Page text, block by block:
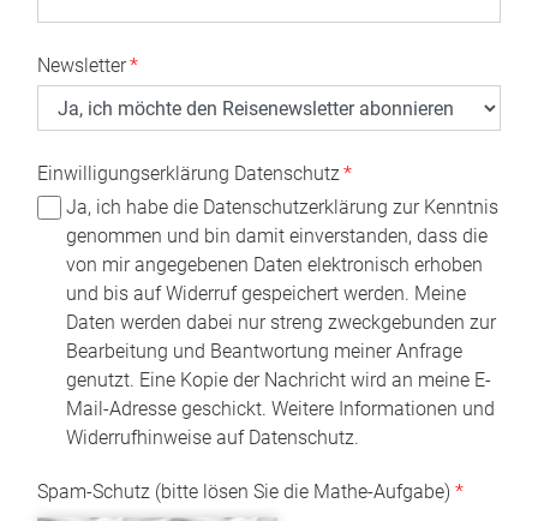
Newsletter*
Einwilligungserklärung Datenschutz*
Ja, ich habe die Datenschutzerklärung zur Kenntnis
genommen und bin damit einverstanden, dass die
von mir angegebenen Daten elektronisch erhoben
und bis auf Widerruf gespeichert werden. Meine
Daten werden dabei nur streng zweckgebunden zur
Bearbeitung und Beantwortung meiner Anfrage
genutzt. Eine Kopie der Nachricht wird an meine E-
Mail-Adresse geschickt. Weitere Informationen und
Widerrufhinweise auf Datenschutz.
Spam-Schutz (bitte lösen Sie die Mathe-Aufgabe)